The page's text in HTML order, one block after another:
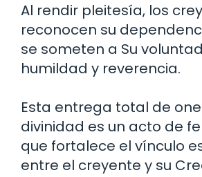
Al rendir pleitesía, los
reconocen su
se someten a Su
humildad y reverencia.
Esta entrega total de
divinidad es un acto de
que fortalece el vínculo
entre el creyente y su